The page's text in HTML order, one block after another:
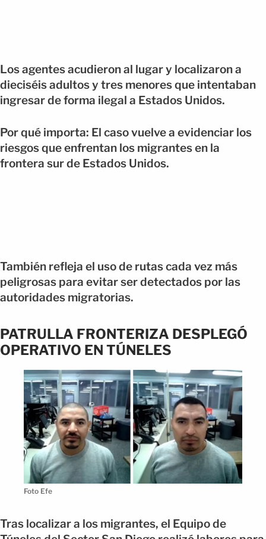
Los agentes acudieron al lugar y localizaron a
dieciséis adultos y tres menores que intentaban
ingresar de forma ilegal a Estados Unidos.
Por qué importa: El caso vuelve a evidenciar los
riesgos que enfrentan los migrantes en la
frontera sur de Estados Unidos.
También refleja el uso de rutas cada vez más
peligrosas para evitar ser detectados por las
autoridades migratorias.
PATRULLA FRONTERIZA DESPLEGÓ
OPERATIVO EN TÚNELES
Foto Efe
Tras localizar a los migrantes, el Equipo de